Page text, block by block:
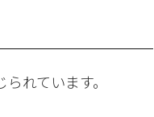
れています。